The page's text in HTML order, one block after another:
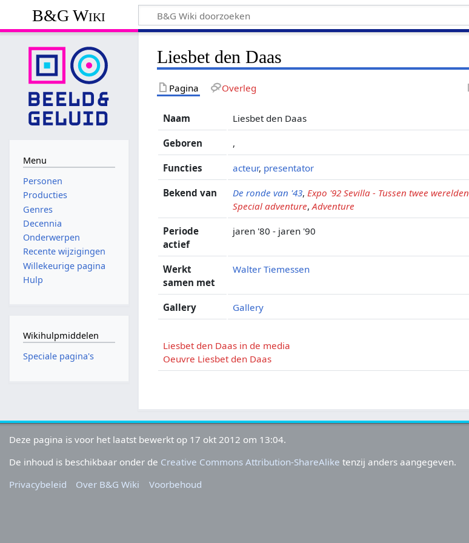
B&G Wiki
Liesbet den Daas
Pagina Overleg
Naam Liesbet den Daas
Geboren ,
Functies acteur, presentator
Bekend van De ronde van '43, Expo '92 Sevilla - Tussen twee werelden
Special adventure,Adventure
Periode
actief
jaren '80 - jaren '90
Werkt
samen met
Walter Tiemessen
Gallery Gallery
Liesbet den Daas in de media
Oeuvre Liesbet den Daas
Menu
Personen
Producties
Genres
Decennia
Onderwerpen
Recente wijzigingen
Willekeurige pagina
Hulp
Wikihulpmiddelen
Speciale pagina's
Deze pagina is voor het laatst bewerkt op 17 okt 2012 om 13:04.
De inhoud is beschikbaar onder de Creative Commons Attribution-ShareAlike tenzij anders aangegeven.
Privacybeleid
Over B&G Wiki Voorbehoud